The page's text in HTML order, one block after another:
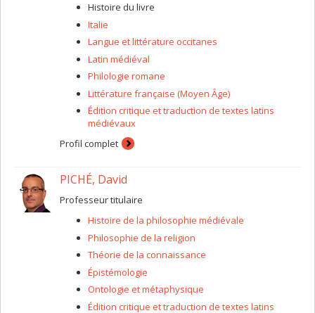
Histoire du livre
Italie
Langue et littérature occitanes
Latin médiéval
Philologie romane
Littérature française (Moyen Âge)
Édition critique et traduction de textes latins
médiévaux
Profil complet
PICHÉ, David
Professeur titulaire
Histoire de la philosophie médiévale
Philosophie de la religion
Théorie de la connaissance
Épistémologie
Ontologie et métaphysique
Édition critique et traduction de textes latins